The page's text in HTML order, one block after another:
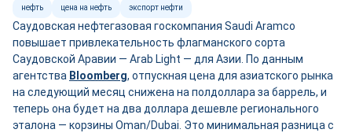
нефть цена на нефть экспорт нефти
Саудовская нефтегазовая госкомпания Saudi Aramco
повышает привлекательность флагманского сорта
Саудовской Аравии — Arab Light — для Азии. По данным
агентства Bloomberg, отпускная цена для азиатского рынка
на следующий месяц снижена на полдоллара за баррель, и
теперь она будет на два доллара дешевле регионального
эталона — корзины Oman/Dubai. Это минимальная разница с